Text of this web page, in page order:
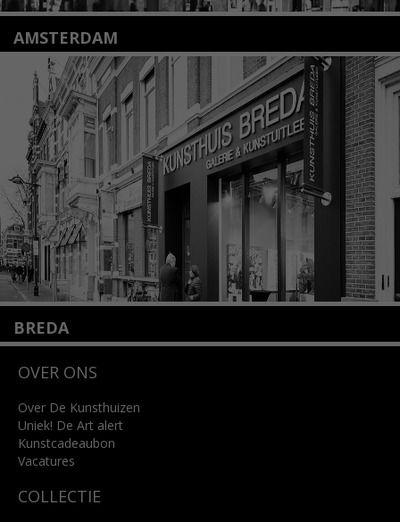
AMSTERDAM
Amstelveenseweg 135
1075 VX Amsterdam
+31 (0)20 2332546
info@kunsthuisamsterdam.nl
Lees meer
BREDA
4818 SB Breda
info@kunsthuisbreda.nl
Lees meer
OVER ONS
Over De Kunsthuizen
Uniek! De Art alert
Kunstcadeaubon
Vacatures
COLLECTIE